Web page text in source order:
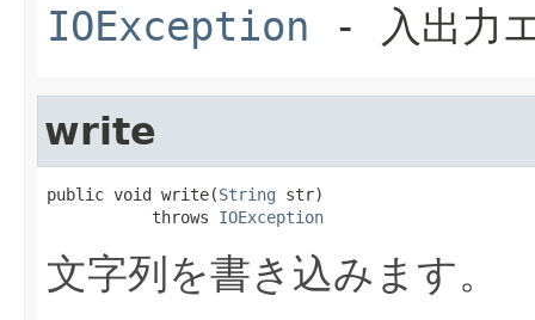
IOException - 入出力
write
public void write(String str)
           throws
IOException
文字列を書き込みます。